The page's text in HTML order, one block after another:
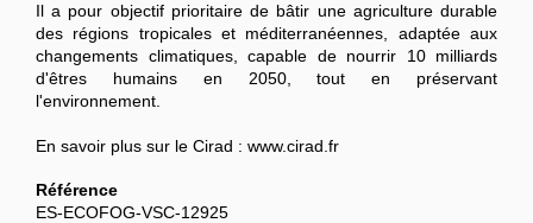
Il a pour objectif prioritaire de bâtir une agriculture durable
des régions tropicales et méditerranéennes, adaptée aux
changements climatiques, capable de nourrir 10 milliards
d'êtres humains en 2050, tout en préservant
l'environnement.
En savoir plus sur le Cirad : www.cirad.fr
Référence
ES-ECOFOG-VSC-12925